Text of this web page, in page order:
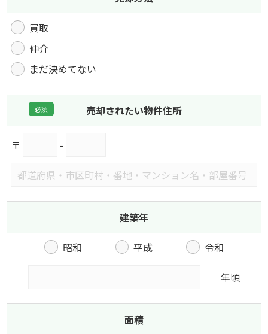
買取
仲介
まだ決めてない
売却されたい物件住所
〒 -
建築年
昭和 平成 令和
年頃
面積